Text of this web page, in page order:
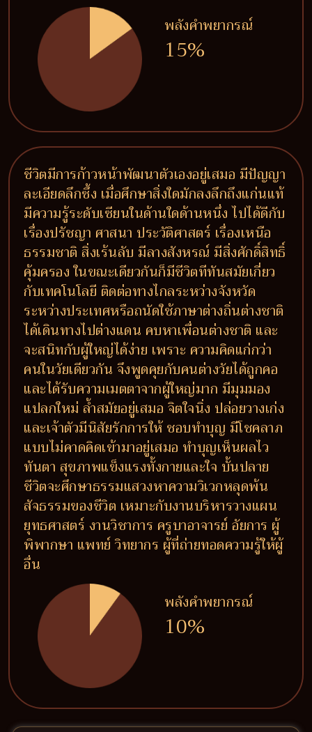
พลังคำพยากรณ์
15%
ชีวิตมีการก้าวหน้าพัฒนาตัวเองอยู่เสมอ มีปัญญา
ละเอียดลึกซึ้ง เมื่อศึกษาสิ่งใดมักลงลึกถึงแก่นแท้
มีความรู้ระดับเซียนในด้านใดด้านหนึ่ง ไปได้ดีกับ
เรื่องปรัชญา ศาสนา ประวัติศาสตร์ เรื่องเหนือ
ธรรมชาติ สิ่งเร้นลับ มีลางสังหรณ์ มีสิ่งศักดิ์สิทธิ์
คุ้มครอง ในขณะเดียวกันก็มีชีวิตทีทันสมัยเกี่ยว
กับเทคโนโลยี ติดต่อทางไกลระหว่างจังหวัด
ระหว่างประเทศหรือถนัดใช้ภาษาต่างถิ่นต่างชาติ
ได้เดินทางไปต่างแดน คบหาเพื่อนต่างชาติ และ
จะสนิทกับผู้ใหญ่ได้ง่าย เพราะ ความคิดแก่กว่า
คนในวัยเดียวกัน จึงพูดคุยกับคนต่างวัยได้ถูกคอ
และได้รับความเมตตาจากผู้ใหญ่มาก มีมุมมอง
แปลกใหม่ ล้ำสมัยอยู่เสมอ จิตใจนิ่ง ปล่อยวางเก่ง
และเจ้าตัวมีนิสัยรักการให้ ชอบทำบุญ มีโชคลาภ
แบบไม่คาดคิดเข้ามาอยู่เสมอ ทำบุญเห็นผลไว
ทันตา สุขภาพแข็งแรงทั้งกายและใจ บั้นปลาย
ชีวิตจะศึกษาธรรมแสวงหาความวิเวกหลุดพ้น
สัจธรรมของชีวิต เหมาะกับงานบริหารวางแผน
ยุทธศาสตร์ งานวิชาการ ครูบาอาจารย์ อัยการ ผู้
พิพากษา แพทย์ วิทยากร ผู้ที่ถ่ายทอดความรู้ให้ผู้
อื่น
พลังคำพยากรณ์
10%